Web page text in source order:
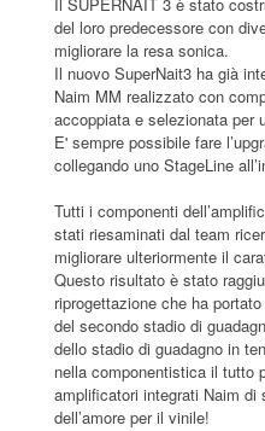
Il SUPERNAIT 3 è stato
del loro predecessore con
migliorare la resa sonica.
Il nuovo SuperNait3 ha già
Naim MM realizzato con
accoppiata e selezionata per
E' sempre possibile fare
collegando uno StageLine
Tutti i componenti
stati riesaminati dal team
migliorare ulteriormente il
Questo risultato è stato
riprogettazione che ha
del secondo stadio di
dello stadio di guadagno in
nella componentistica il tutto
amplificatori integrati Naim di
dell’amore per il vinile!